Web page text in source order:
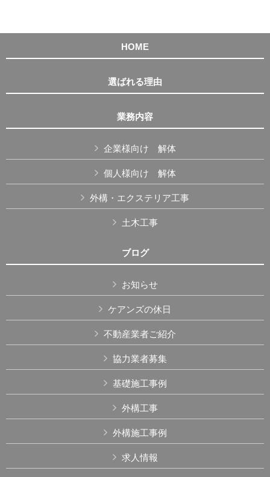
HOME
選ばれる理由
業務内容
企業様向け 解体
個人様向け 解体
外構・エクステリア工事
土木工事
ブログ
お知らせ
ケアンズの休日
不動産業者ご紹介
協力業者募集
基礎施工事例
外構工事
外構施工事例
求人情報